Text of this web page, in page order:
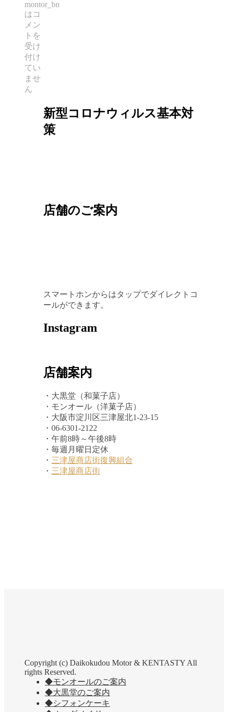
montor_bn
はコ
メン
トを
受け
付け
てい
ませ
ん
新型コロナウィルス基本対
策
店舗のご案内
スマートホンからはタップでダイレクトコ
ールができます。
Instagram
店舗案内
・大黒堂（和菓子店）
・モンオール（洋菓子店）
・大阪市淀川区三津屋北1-23-15
・06-6301-2122
・午前8時～午後8時
・毎週月曜日定休
・ 三津屋商店街復興組合
・ 三津屋商店街
Copyright (c) Daikokudou Motor & KENTASTY All
rights Reserved.
◆モンオールのご案内
◆大黒堂のご案内
◆シフォンケーキ